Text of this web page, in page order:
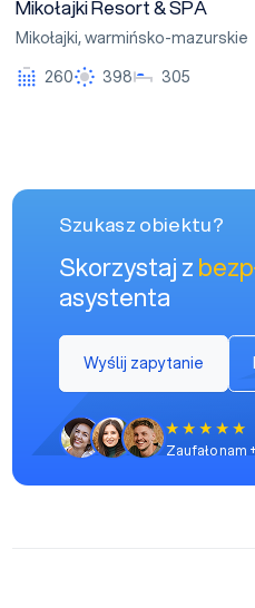
Mikołajki Resort & SPA
Mikołajki,warmińsko-mazurskie
260
398 305
Szukasz obiektu?
Skorzystaj z
asystenta
Wyślij zapytanie
Zaufało